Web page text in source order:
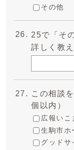
その他
25で「そ
詳しく教
個以内）
広報いこ
生駒市ホ
グッドサ